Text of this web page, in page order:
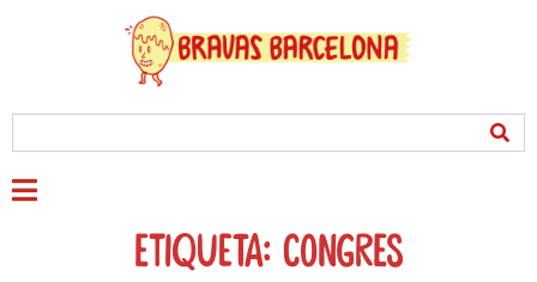
Etiqueta: congres